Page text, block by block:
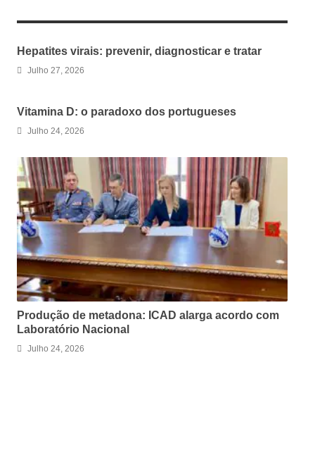
Hepatites virais: prevenir, diagnosticar e tratar
Julho 27, 2026
Vitamina D: o paradoxo dos portugueses
Julho 24, 2026
Produção de metadona: ICAD alarga acordo com
Laboratório Nacional
Julho 24, 2026